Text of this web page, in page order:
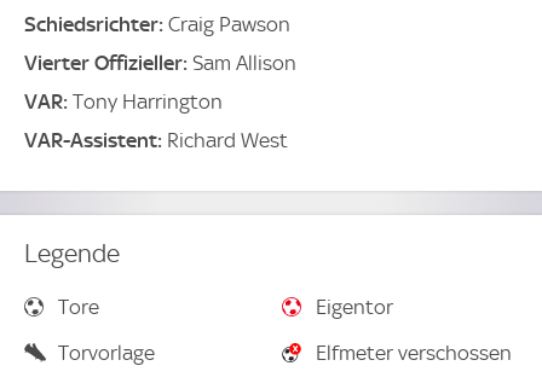
Schiedsrichter: Craig Pawson
Vierter Offizieller: Sam Allison
VAR: Tony Harrington
VAR-Assistent: Richard West
Legende
Tore
Eigentor
Torvorlage
Elfmeter verschossen